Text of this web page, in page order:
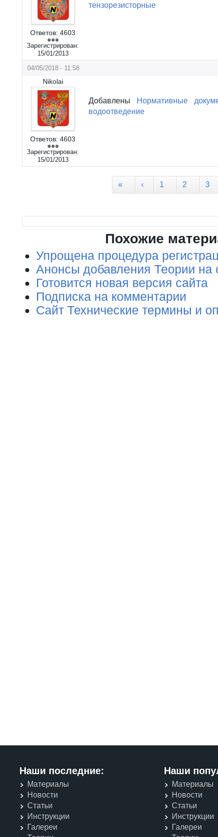
Ответов: 4603
Зарегистрирован:
15/01/2013
тензорезисторные
04/05/2018 - 11:58
Nikolai
Ответов: 4603
Зарегистрирован:
15/01/2013
Добавлены
Нормативные
водоотведение
« ‹ 1 2 3
Похожие
Упрощена процедура
Анонсы добавления Теории на
Готовится новая версия сайта
Подписка на комментарии
Сайт Технические термины и
Наши последние:
Материалы
Новости
Статьи
Инструкции
Галереи
Наши
Материалы
Новости
Статьи
Инструкции
Галереи